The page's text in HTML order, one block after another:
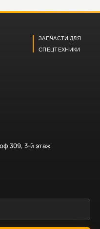
ЗАПЧАСТИ ДЛЯ
СПЕЦТЕХНИКИ
309, 3-й этаж